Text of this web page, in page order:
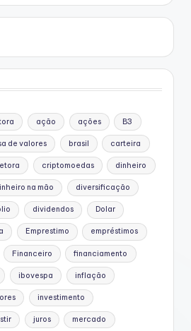
ação ações B3
de valores brasil carteira
criptomoedas dinheiro
na mão diversificação
dividendos Dolar
Emprestimo empréstimos
Financeiro financiamento
ibovespa inflação
investimento
juros mercado